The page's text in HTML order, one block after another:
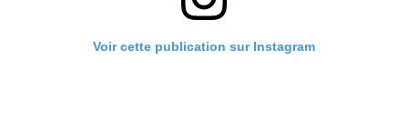
Voir cette publication sur Instagram